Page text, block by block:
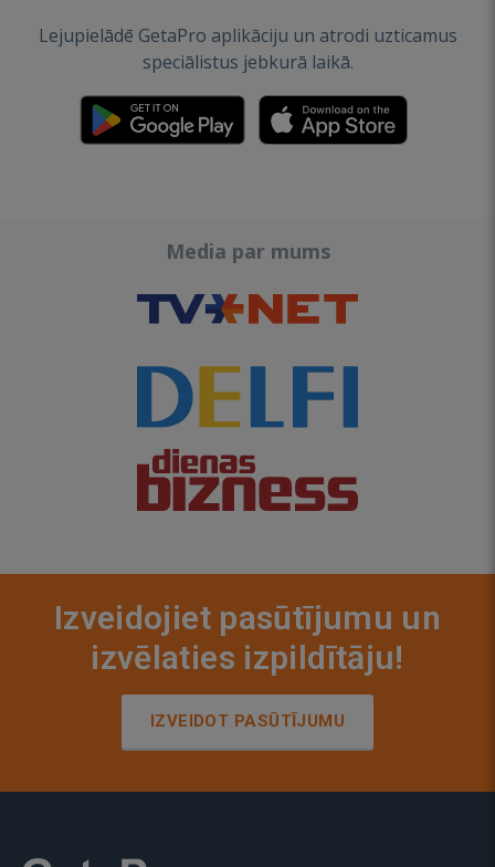
Lejupielādē GetaPro aplikāciju un atrodi uzticamus
speciālistus jebkurā laikā.
Media par mums
Izveidojiet pasūtījumu un
izvēlaties izpildītāju!
IZVEIDOT PASŪTĪJUMU